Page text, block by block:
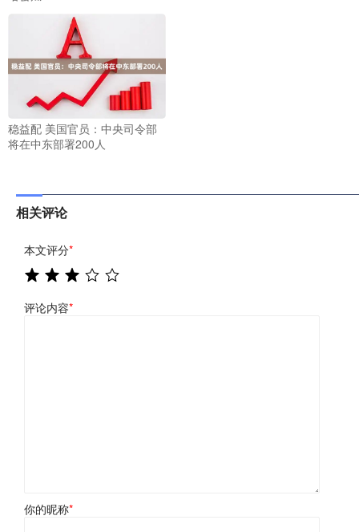
稳益配 美国官员：中央司令部
将在中东部署200人
相关评论
本文评分*
评论内容*
你的昵称*